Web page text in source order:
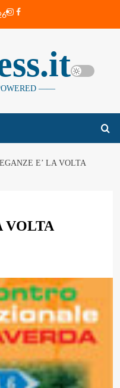
Instagram
Facebook
——
E’ LA VOLTA
VOLTA